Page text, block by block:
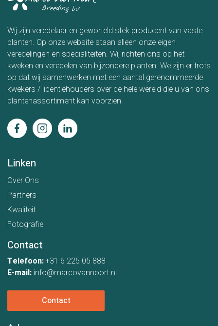
Wij zijn veredelaar en geworteld stek producent van vaste
planten. Op onze website staan alleen onze eigen
veredelingen en specialiteiten. Wij richten ons op het
kweken en veredelen van bijzondere planten. We zijn er trots
op dat wij samenwerken met een aantal gerenommeerde
kwekers / licentiehouders over de hele wereld die u van ons
plantenassortiment kan voorzien.
Linken
Over Ons
Partners
Kwaliteit
Fotografie
Contact
Telefoon:+31 6 225 05 888
E-mail: info@marcovannoort.nl
Contact